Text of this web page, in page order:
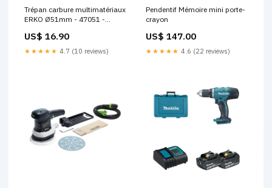
Trépan carbure multimatériaux
ERKO Ø51mm - 47051 -
produit:Neuf
US$ 16.90
★★★★★ 4.7 (10 reviews)
Pendentif Mémoire mini porte-
crayon
US$ 147.00
★★★★★ 4.6 (22 reviews)